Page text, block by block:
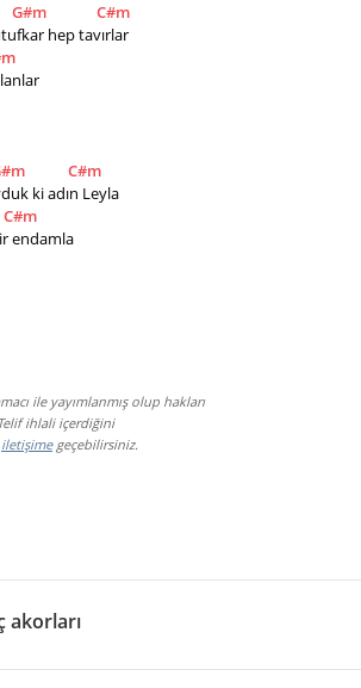
G#m
C#m
hep tavırlar
C#m
ki adın Leyla
C#m
endamla
ile yayımlanmış olup hakları
ihlali içerdiğini
iletişimegeçebilirsiniz.
akorları